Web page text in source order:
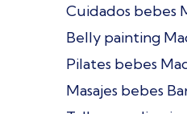
Cuidados bebes
Belly painting
Pilates bebes
Masajes bebes